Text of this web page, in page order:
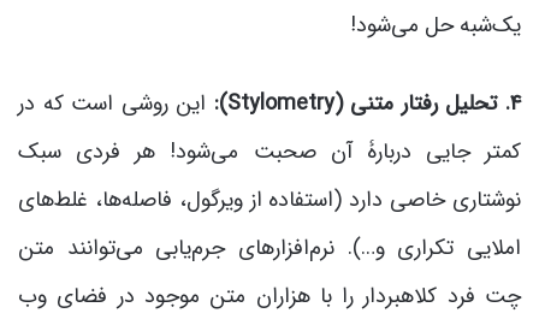
یک‌شبه حل می‌شود!
۴. تحلیل رفتار متنی ( Stylometry
): این روشی است که در
کمتر جایی دربارۀ آن صحبت می‌شود! هر فردی سبک
نوشتاری خاصی دارد (استفاده از ویرگول، فاصله‌ها، غلط‌های
املایی تکراری و…). نرم‌افزارهای جرم‌یابی می‌توانند متن
چت فرد کلاهبردار را با هزاران متن موجود در فضای وب